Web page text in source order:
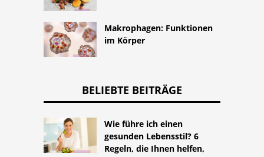
Makrophagen: Funktionen
im Körper
BELIEBTE BEITRÄGE
Wie führe ich einen
gesunden Lebensstil? 6
Regeln, die Ihnen helfen,